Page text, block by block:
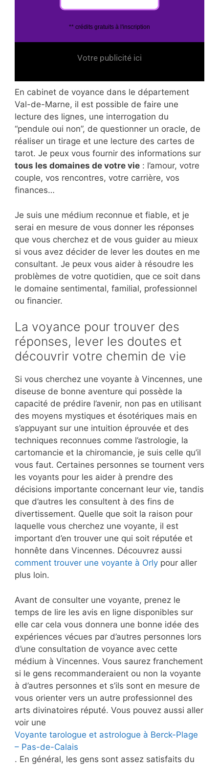
** crédits gratuits à l'inscription
Votre publicité ici
En cabinet de voyance dans le département
Val-de-Marne, il est possible de faire une
lecture des lignes, une interrogation du
“pendule oui non”, de questionner un oracle, de
réaliser un tirage et une lecture des cartes de
tarot. Je peux vous fournir des informations sur
tous les domaines de votre vie : l’amour, votre
couple, vos rencontres, votre carrière, vos
finances…
Je suis une médium reconnue et fiable, et je
serai en mesure de vous donner les réponses
que vous cherchez et de vous guider au mieux
si vous avez décider de lever les doutes en me
consultant. Je peux vous aider à résoudre les
problèmes de votre quotidien, que ce soit dans
le domaine sentimental, familial, professionnel
ou financier.
La voyance pour trouver des
réponses, lever les doutes et
découvrir votre chemin de vie
Si vous cherchez une voyante à Vincennes, une
diseuse de bonne aventure qui possède la
capacité de prédire l’avenir, non pas en utilisant
des moyens mystiques et ésotériques mais en
s’appuyant sur une intuition éprouvée et des
techniques reconnues comme l’astrologie, la
cartomancie et la chiromancie, je suis celle qu’il
vous faut. Certaines personnes se tournent vers
les voyants pour les aider à prendre des
décisions importante concernant leur vie, tandis
que d’autres les consultent à des fins de
divertissement. Quelle que soit la raison pour
laquelle vous cherchez une voyante, il est
important d’en trouver une qui soit réputée et
honnête dans Vincennes. Découvrez aussi
comment trouver une voyante à Orly pour aller
plus loin.
Avant de consulter une voyante, prenez le
temps de lire les avis en ligne disponibles sur
elle car cela vous donnera une bonne idée des
expériences vécues par d’autres personnes lors
d’une consultation de voyance avec cette
médium à Vincennes. Vous saurez franchement
si le gens recommanderaient ou non la voyante
à d’autres personnes et s’ils sont en mesure de
vous orienter vers un autre professionnel des
arts divinatoires réputé. Vous pouvez aussi aller
voir une
Voyante tarologue et astrologue à Berck-Plage
– Pas-de-Calais
. En général, les gens sont assez satisfaits du